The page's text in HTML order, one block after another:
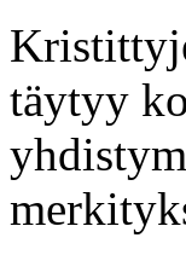
täytyy